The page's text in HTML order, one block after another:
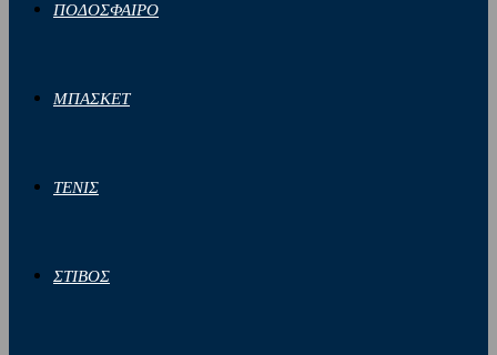
ΠΟΔΟΣΦΑΙΡΟ
ΜΠΑΣΚΕΤ
ΤΕΝΙΣ
ΣΤΙΒΟΣ